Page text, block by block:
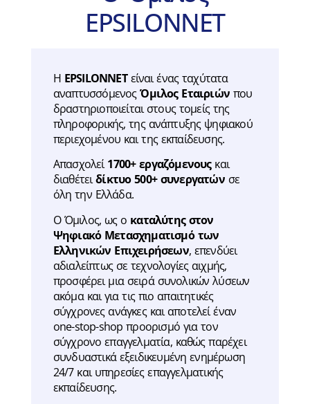
EPSILONNET​
H EPSILONNETείναι ένας ταχύτατα
αναπτυσσόμενοςΌμιλος Εταιριών που
δραστηριοποιείται στους τομείς της
πληροφορικής, της ανάπτυξης ψηφιακού
περιεχομένου και της εκπαίδευσης.
Απασχολεί1700+ εργαζόμενουςκαι
διαθέτειδίκτυο 500+ συνεργατώνσε
όλη την Ελλάδα.
Ο Όμιλος, ως ο καταλύτης στον
Ψηφιακό Μετασχηματισμό των
Ελληνικών Επιχειρήσεων, επενδύει
αδιαλείπτως σε τεχνολογίες αιχμής,
προσφέρει μια σειρά συνολικών λύσεων
ακόμα και για τις πιο απαιτητικές
σύγχρονες ανάγκες και αποτελεί έναν
one-stop-shop προορισμό για τον
σύγχρονο επαγγελματία, καθώς παρέχει
συνδυαστικά εξειδικευμένη ενημέρωση
24/7 και υπηρεσίες επαγγελματικής
εκπαίδευσης.